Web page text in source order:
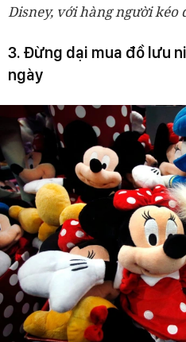
Disney, với hàng người kéo
3. Đừng dại mua đồ lưu
ngày